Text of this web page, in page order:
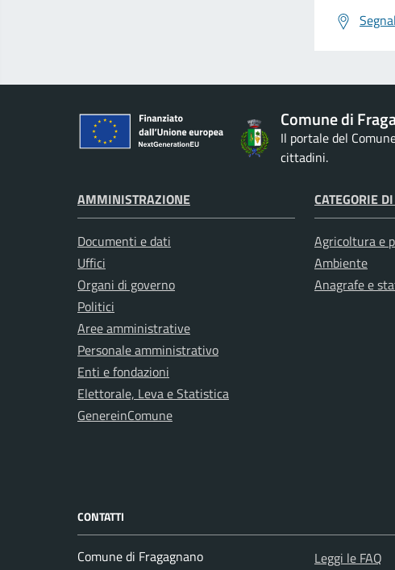
Comune di
Il portale del
cittadini.
AMMINISTRAZIONE
Documenti e dati
Uffici
Organi di governo
Politici
Aree amministrative
Personale amministrativo
Enti e fondazioni
Elettorale, Leva e Statistica
GenereinComune
CATEGORIE
Agricoltura e
Ambiente
Anagrafe e
CONTATTI
Comune di Fragagnano
Leggi le FAQ